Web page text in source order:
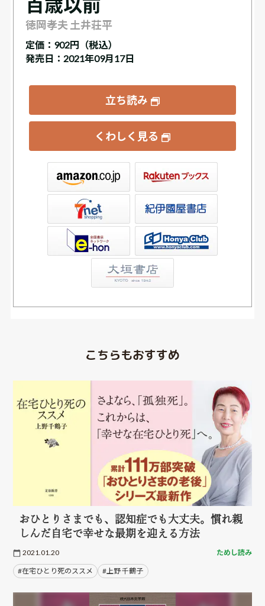
徳岡孝夫 土井荘平
定価： 902円（税込）
発売日：2021年09月17日
立ち読み
くわしく見る
書店ウェブストア
こちらもおすすめ
おひとりさまでも、認知症でも大丈夫。慣れ親
しんだ自宅で幸せな最期を迎える方法
2021.01.20 ためし読み
#在宅ひとり死のススメ #上野 千鶴子